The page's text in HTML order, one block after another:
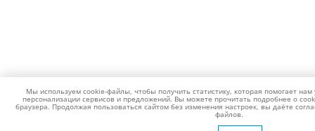
Мы используем cookie-файлы, чтобы получить статистику, которая помогает
персонализации сервисов и предложений. Вы можете прочитать подробнее о
браузера. Продолжая пользоваться сайтом без изменения настроек, вы даёте
файлов.